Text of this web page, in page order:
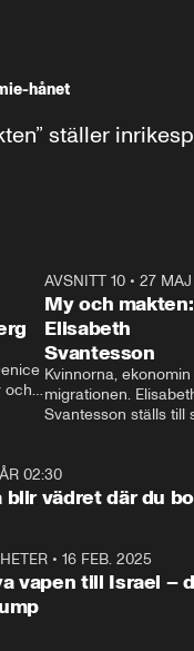
hånet
ställer
23:40
och
AVSNITT 10 •27 MAJ
My och makten:
Elisabeth
Svantesson
Kvinnorna,
migrationen.
Svantesson ställs till
02:30
blir vädret där du
• 16 FEB. 2025
vapen till Israel –